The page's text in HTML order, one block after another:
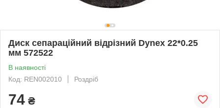
Диск сепараційний відрізний Dynex 22*0.25
мм 572522
В наявності
Код: REN002010
Роздріб
74 ₴